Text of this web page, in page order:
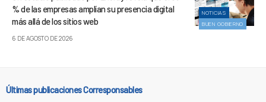
NOTICIAS
BUEN GOBIERNO
% de las empresas amplían su presencia digital
más allá de los sitios web
6 DE AGOSTO DE 2026
Últimas publicaciones Corresponsables